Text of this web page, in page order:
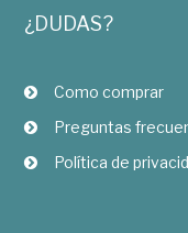
¿DUDAS?
Como comprar
Preguntas
Política de